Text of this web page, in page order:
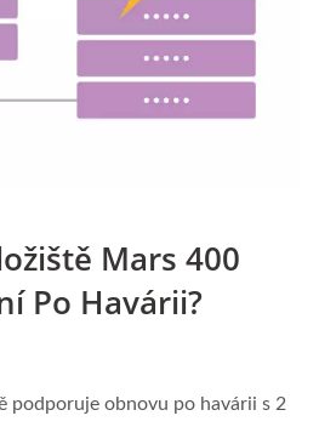
Mars 400
Po Havárii?
podporuje obnovu po havárii s 2